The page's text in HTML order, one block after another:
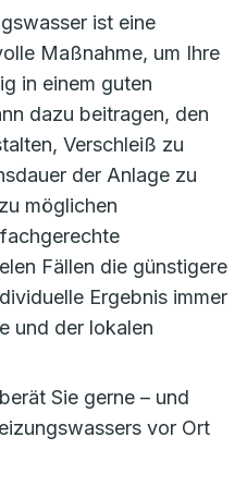
ist eine
Maßnahme, um Ihre
in einem guten
dazu beitragen, den
Verschleiß zu
der Anlage zu
möglichen
Fällen die günstigere
Ergebnis immer
und der lokalen
Sie gerne – und
vor Ort